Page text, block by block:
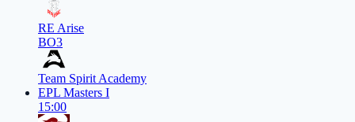
RE Arise
BO3
Team Spirit Academy
EPL Masters I
15:00